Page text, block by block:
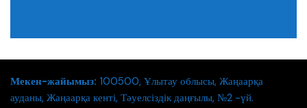
Мекен-жайымыз: 100500, Ұлытау облысы, Жаңаарқа
ауданы, Жаңаарқа кенті, Тәуелсіздік даңғылы, №2 -үй.